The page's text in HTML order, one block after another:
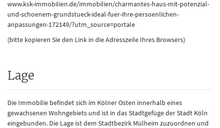
www.ksk-immobilien.de/immobilien/charmantes-haus-mit-potenzial-
und-schoenem-grundstueck-ideal-fuer-ihre-persoenlichen-
anpassungen-172149/?utm_source=portale
(bitte kopieren Sie den Link in die Adresszeile Ihres Browsers)
Lage
Die Immobilie befindet sich im Kölner Osten innerhalb eines
gewachsenen Wohngebiets und ist in das Stadtgefüge der Stadt Köln
eingebunden. Die Lage ist dem Stadtbezirk Mülheim zuzuordnen und